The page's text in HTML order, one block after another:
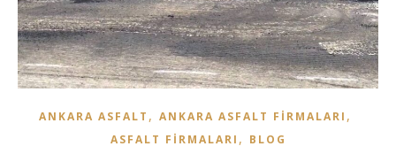
ANKARA ASFALT , ANKARA ASFALT FIRMALARI ,
ASFALT FIRMALARI , BLOG